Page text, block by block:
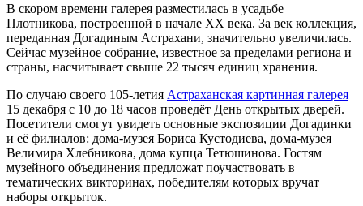
В скором времени галерея разместилась в усадьбе
Плотникова, построенной в начале XX века. За век коллекция,
переданная Догадиным Астрахани, значительно увеличилась.
Сейчас музейное собрание, известное за пределами региона и
страны, насчитывает свыше 22 тысяч единиц хранения.
По случаю своего 105-летия Астраханская картинная галерея
15 декабря с 10 до 18 часов проведёт День открытых дверей.
Посетители смогут увидеть основные экспозиции Догадинки
и её филиалов: дома-музея Бориса Кустодиева, дома-музея
Велимира Хлебникова, дома купца Тетюшинова. Гостям
музейного объединения предложат поучаствовать в
тематических викторинах, победителям которых вручат
наборы открыток.